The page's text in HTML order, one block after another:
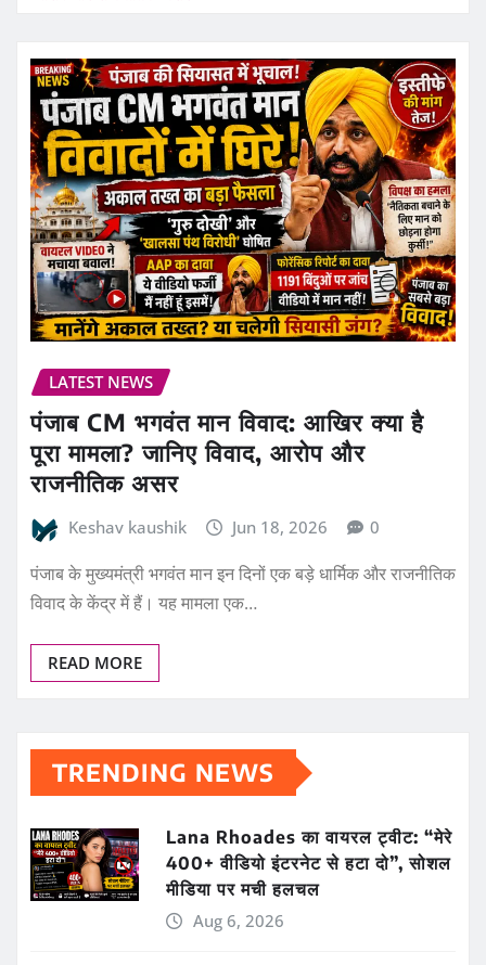
LATEST NEWS
पंजाब CM भगवंत मान विवाद: आखिर क्या है
पूरा मामला? जानिए विवाद, आरोप और
राजनीतिक असर
Keshav kaushik Jun 18, 2026 0
पंजाब के मुख्यमंत्री भगवंत मान इन दिनों एक बड़े धार्मिक और राजनीतिक
विवाद के केंद्र में हैं। यह मामला एक…
READ MORE
TRENDING NEWS
Lana Rhoades का वायरल ट्वीट: “मेरे
400+ वीडियो इंटरनेट से हटा दो”, सोशल
मीडिया पर मची हलचल
Aug 6, 2026